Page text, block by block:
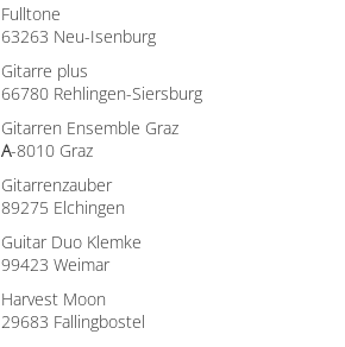
Fulltone
63263 Neu-Isenburg
Gitarre plus
66780 Rehlingen-Siersburg
Gitarren Ensemble Graz
A-8010 Graz
Gitarrenzauber
89275 Elchingen
Guitar Duo Klemke
99423 Weimar
Harvest Moon
29683 Fallingbostel